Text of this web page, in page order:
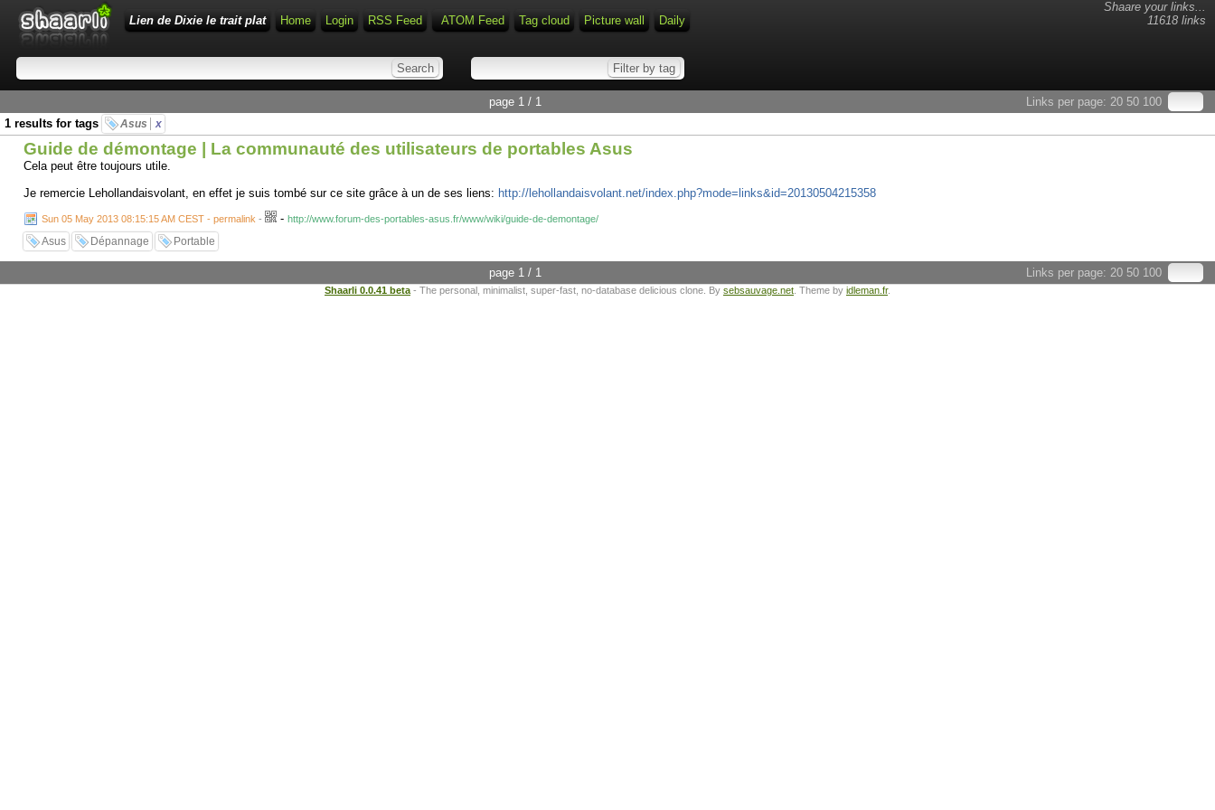
Shaare your links...
11618 links
Lien de Dixie le trait plat Home Login RSS Feed ATOM Feed Tag cloud Picture wall Daily
Links per page: 20 50 100
page 1 / 1
1 results for tags
Asus x
Guide de démontage | La communauté des utilisateurs de portables Asus
Cela peut être toujours utile.
Je remercie Lehollandaisvolant, en effet je suis tombé sur ce site grâce à un de ses liens: http://lehollandaisvolant.net/index.php?mode=links&id=20130504215358
Sun 05 May 2013 08:15:15 AM CEST - permalink - - http://www.forum-des-portables-asus.fr/www/wiki/guide-de-demontage/
Asus Dépannage Portable
Links per page: 20 50 100
page 1 / 1
Shaarli 0.0.41 beta - The personal, minimalist, super-fast, no-database delicious clone. By sebsauvage.net . Theme by idleman.fr.